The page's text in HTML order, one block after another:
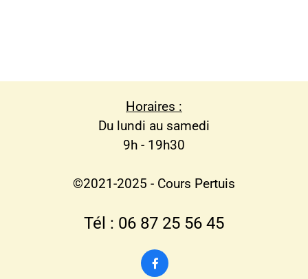
Horaires :
Du lundi au samedi
9h - 19h30
©2021-2025 - Cours Pertuis
Tél : 06 87 25 56 45
